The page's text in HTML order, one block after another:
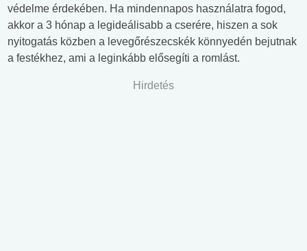
védelme érdekében. Ha mindennapos használatra fogod,
akkor a 3 hónap a legideálisabb a cserére, hiszen a sok
nyitogatás közben a levegőrészecskék könnyedén bejutnak
a festékhez, ami a leginkább elősegíti a romlást.
Hirdetés